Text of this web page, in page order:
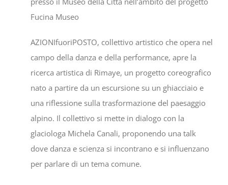
Fucina Museo
AZIONIfuoriPOSTO, collettivo artistico che opera nel
campo della danza e della performance, apre la
ricerca artistica di Rimaye, un progetto coreografico
nato a partire da un escursione su un ghiacciaio e
una riflessione sulla trasformazione del paesaggio
alpino. Il collettivo si mette in dialogo con la
glaciologa Michela Canali, proponendo una talk
dove danza e scienza si incontrano e si influenzano
per parlare di un tema comune.